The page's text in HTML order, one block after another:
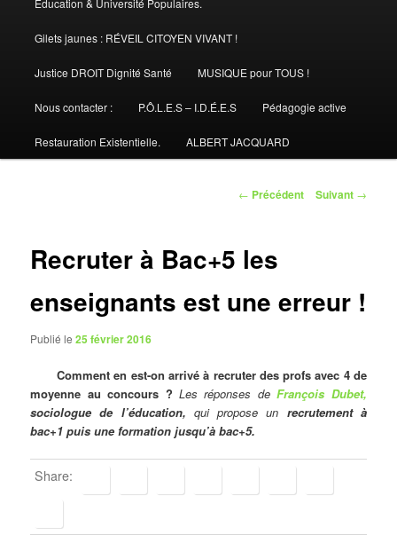
Gilets jaunes : RÉVEIL CITOYEN VIVANT !
Justice DROIT Dignité Santé MUSIQUE pour TOUS !
Nous contacter : P.Ô.L.E.S – I.D.É.E.S Pédagogie active
Restauration Existentielle. ALBERT JACQUARD
Navigation
← Précédent Suivant →
Recruter à Bac+5 les
enseignants est une erreur !
Publié le25 février 2016
Comment en est-on arrivé à recruter des profs avec 4 de
moyenne au concours ? Les réponses deFrançois Dubet,
sociologue de l’éducation, qui propose un recrutement à
bac+1 puis une formation jusqu’à bac+5.
Share: